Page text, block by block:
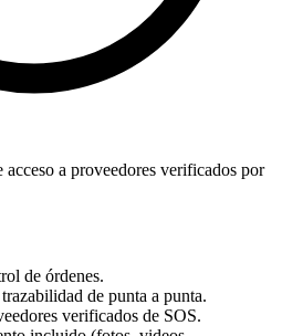
a proveedores verificados por
de órdenes.
de punta a punta.
verificados de SOS.